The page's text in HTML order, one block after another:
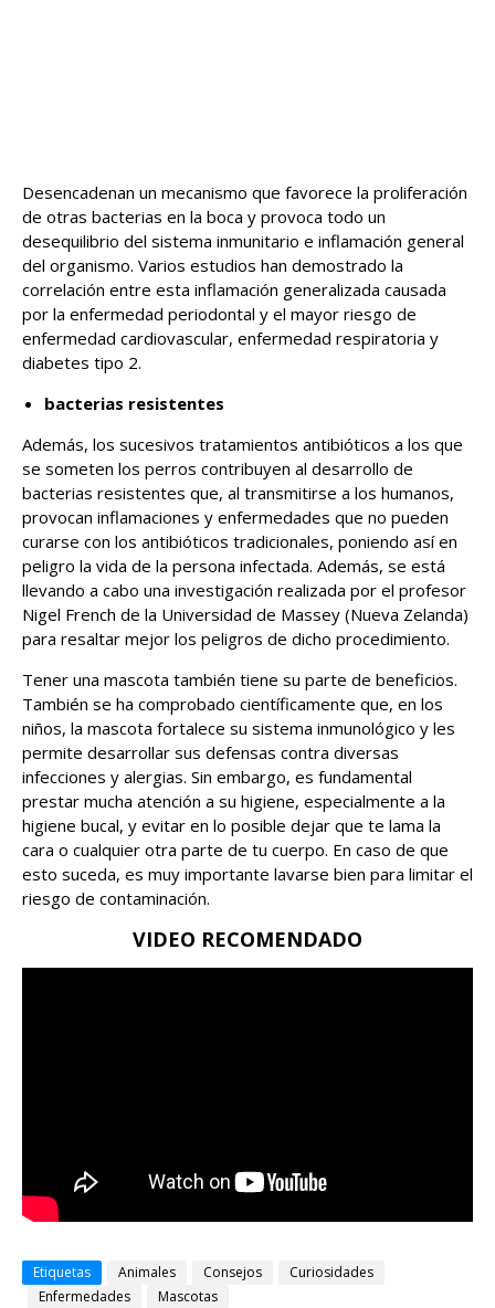
Desencadenan un mecanismo que favorece la proliferación
de otras bacterias en la boca y provoca todo un
desequilibrio del sistema inmunitario e inflamación general
del organismo. Varios estudios han demostrado la
correlación entre esta inflamación generalizada causada
por la enfermedad periodontal y el mayor riesgo de
enfermedad cardiovascular, enfermedad respiratoria y
diabetes tipo 2.
bacterias resistentes
Además, los sucesivos tratamientos antibióticos a los que
se someten los perros contribuyen al desarrollo de
bacterias resistentes que, al transmitirse a los humanos,
provocan inflamaciones y enfermedades que no pueden
curarse con los antibióticos tradicionales, poniendo así en
peligro la vida de la persona infectada. Además, se está
llevando a cabo una investigación realizada por el profesor
Nigel French de la Universidad de Massey (Nueva Zelanda)
para resaltar mejor los peligros de dicho procedimiento.
Tener una mascota también tiene su parte de beneficios.
También se ha comprobado científicamente que, en los
niños, la mascota fortalece su sistema inmunológico y les
permite desarrollar sus defensas contra diversas
infecciones y alergias. Sin embargo, es fundamental
prestar mucha atención a su higiene, especialmente a la
higiene bucal, y evitar en lo posible dejar que te lama la
cara o cualquier otra parte de tu cuerpo. En caso de que
esto suceda, es muy importante lavarse bien para limitar el
riesgo de contaminación.
VIDEO RECOMENDADO
Etiquetas Animales Consejos
Curiosidades
Enfermedades
Mascotas